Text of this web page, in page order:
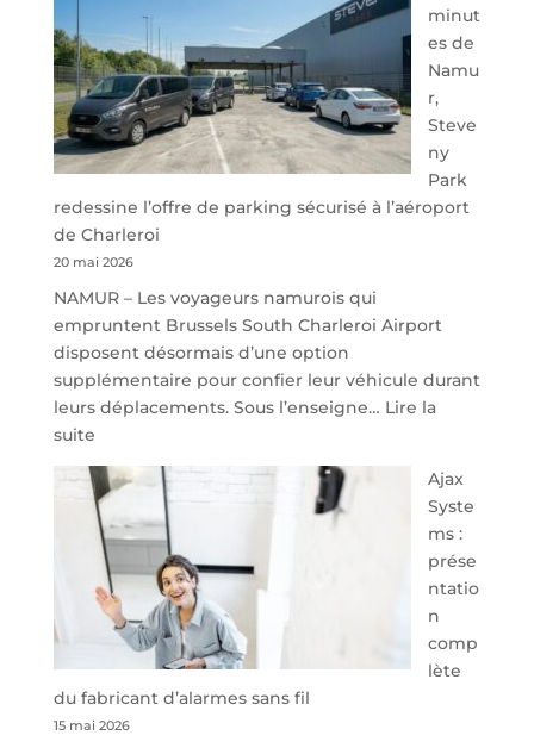
minut
es de
Namu
r,
Steve
ny
Park
redessine l’offre de parking sécurisé à l’aéroport
de Charleroi
20 mai 2026
NAMUR – Les voyageurs namurois qui
empruntent Brussels South Charleroi Airport
disposent désormais d’une option
supplémentaire pour confier leur véhicule durant
leurs déplacements. Sous l’enseigne… Lire la
suite:
40
minutes
de
Namur,
Steveny
Park
redessine
de
parking
Ajax
Syste
ms :
prése
ntatio
n
comp
lète
du fabricant d’alarmes sans fil
15 mai 2026